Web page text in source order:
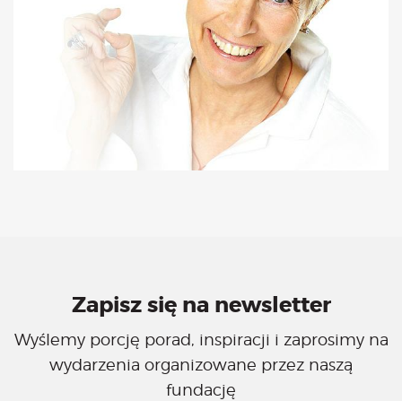
Zapisz się na newsletter
Wyślemy porcję porad, inspiracji i zaprosimy na
wydarzenia organizowane przez naszą
fundację